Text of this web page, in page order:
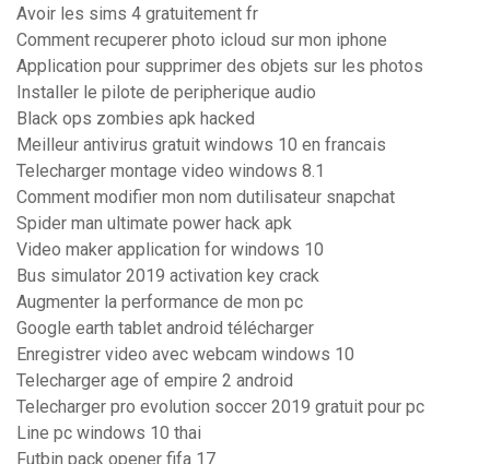
Avoir les sims 4 gratuitement fr
Comment recuperer photo icloud sur mon iphone
Application pour supprimer des objets sur les photos
Installer le pilote de peripherique audio
Black ops zombies apk hacked
Meilleur antivirus gratuit windows 10 en francais
Telecharger montage video windows 8.1
Comment modifier mon nom dutilisateur snapchat
Spider man ultimate power hack apk
Video maker application for windows 10
Bus simulator 2019 activation key crack
Augmenter la performance de mon pc
Google earth tablet android télécharger
Enregistrer video avec webcam windows 10
Telecharger age of empire 2 android
Telecharger pro evolution soccer 2019 gratuit pour pc
Line pc windows 10 thai
Futbin pack opener fifa 17